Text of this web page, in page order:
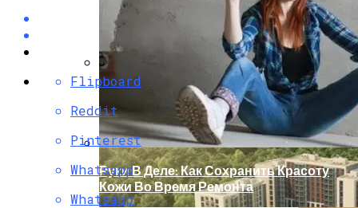
Вакантность Коммерческих
Помещений В ТиНАО – Самая Низкая В
Москве
Руки В Деле: Как Сохранить Красоту
Кожи Во Время Ремонта
Flipboard
Reddit
Pinterest
Whatsapp
Whatsapp